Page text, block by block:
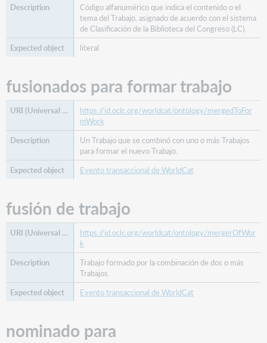
Código alfanumérico que indica el contenido o el
tema del Trabajo, asignado de acuerdo con el sistema
de Clasificación de la Biblioteca del Congreso (LC).
literal
fusionados para formar trabajo
https://id.oclc.org/worldcat/ontology/mergedToFor
mWork
Un Trabajo que se combinó con uno o más Trabajos
para formar el nuevo Trabajo.
Evento transaccional de WorldCat
fusión de trabajo
https://id.oclc.org/worldcat/ontology/mergerOfWor
k
Trabajo formado por la combinación de dos o más
Trabajos.
Evento transaccional de WorldCat
nominado para